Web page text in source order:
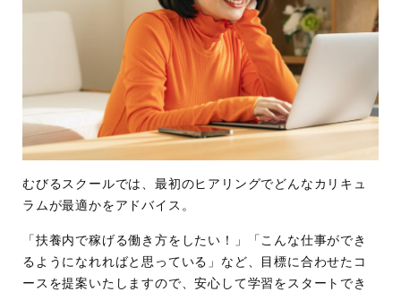
案件獲得に必須な商談・営業
スキル
ポートフォリオ制作など
使用ソフト Adobe After Effects/Adobe Prem
iere Pro/Adobe Photoshop/Adob
e Illustrator
「 VideoWorks」での案件獲得
マンツーマンでサポート(LINE
やZoomなど)
24時間対応のチャットサポー
むびるスクールでは、最初のヒアリングでどんなカリキュ
ラムが最適かをアドバイス。
「扶養内で稼げる働き方をしたい！」「こんな仕事ができ
るようになれればと思っている」など、目標に合わせたコ
ースを提案いたしますので、安心して学習をスタートでき